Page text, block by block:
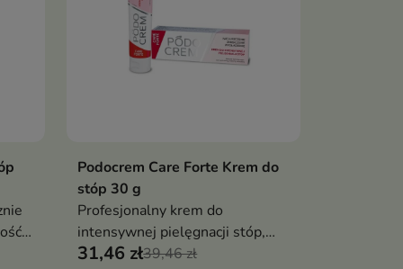
i
Dodaj do koszyka
Podocrem Care Forte Krem do
stóp 30 g
Profesjonalny krem do
intensywnej pielęgnacji stóp,
który chroni, regeneruje i
31,46 zł39,46 zł